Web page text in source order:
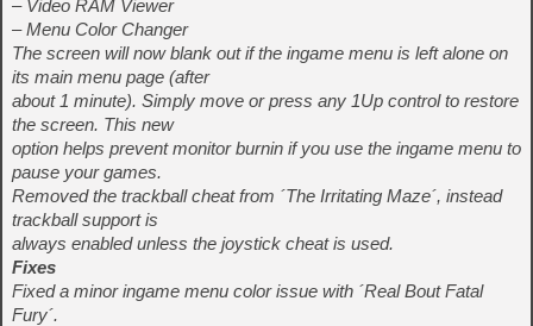
– Video RAM Viewer
– Menu Color Changer
The screen will now blank out if the ingame menu is left alone on
its main menu page (after
about 1 minute). Simply move or press any 1Up control to restore
the screen. This new
option helps prevent monitor burnin if you use the ingame menu to
pause your games.
Removed the trackball cheat from ´The Irritating Maze´, instead
trackball support is
always enabled unless the joystick cheat is used.
Fixes
Fixed a minor ingame menu color issue with ´Real Bout Fatal
Fury´.